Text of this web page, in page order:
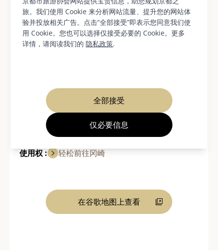
旅。我们使用 Cookie 来分析网站流量、提升您的网站体
验并投放相关广告。点击“全部接受”即表示您同意我们使
用 Cookie。您也可以选择仅接受必要的 Cookie。更多
详情，请阅读我们的隐私政策.
全部接受
仅必要信息
https://murin-an.jp/en/
京都府京都市左京区南禅寺草川町31 邮编：
606-8437
点击这里
使用权 : 轻松前往冈崎
在谷歌地图上查看